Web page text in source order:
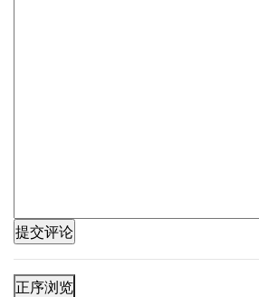
正序浏览